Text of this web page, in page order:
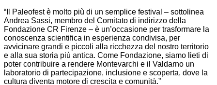
“Il Paleofest è molto più di un semplice festival – sottolinea
Andrea Sassi, membro del Comitato di indirizzo della
Fondazione CR Firenze – è un’occasione per trasformare la
conoscenza scientifica in esperienza condivisa, per
avvicinare grandi e piccoli alla ricchezza del nostro territorio
e alla sua storia più antica. Come Fondazione, siamo lieti di
poter contribuire a rendere Montevarchi e il Valdarno un
laboratorio di partecipazione, inclusione e scoperta, dove la
cultura diventa motore di crescita e comunità.”